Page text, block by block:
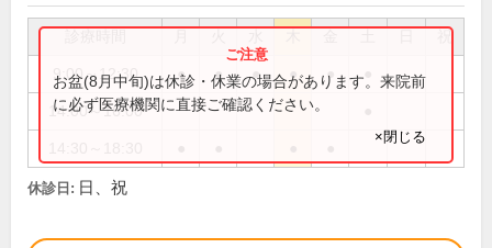
祝
9:00～12:30 ● ● ● ● ●
14:00～16:00
お盆(8月中旬)は休診・休業の場合があります。来院前
に必ず医療機関に直接ご確認ください。
×閉じる
休診日: 日、祝